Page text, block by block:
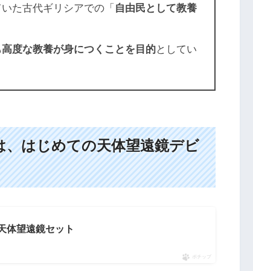
た古代ギリシアでの「 自由民として教養
度な教養が身につくことを目的としてい
はじめての天体望遠鏡デビ
体望遠鏡セット
ポチップ